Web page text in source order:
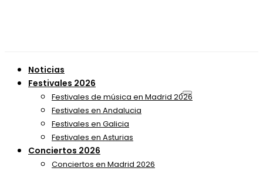
Noticias
Festivales 2026
Festivales de música en Madrid 2026
Festivales en Andalucia
Festivales en Galicia
Festivales en Asturias
Conciertos 2026
Conciertos en Madrid 2026